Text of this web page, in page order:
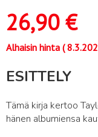
26,90€
Alhaisin hinta (
ESITTELY
Tämä kirja kertoo
hänen albumiensa